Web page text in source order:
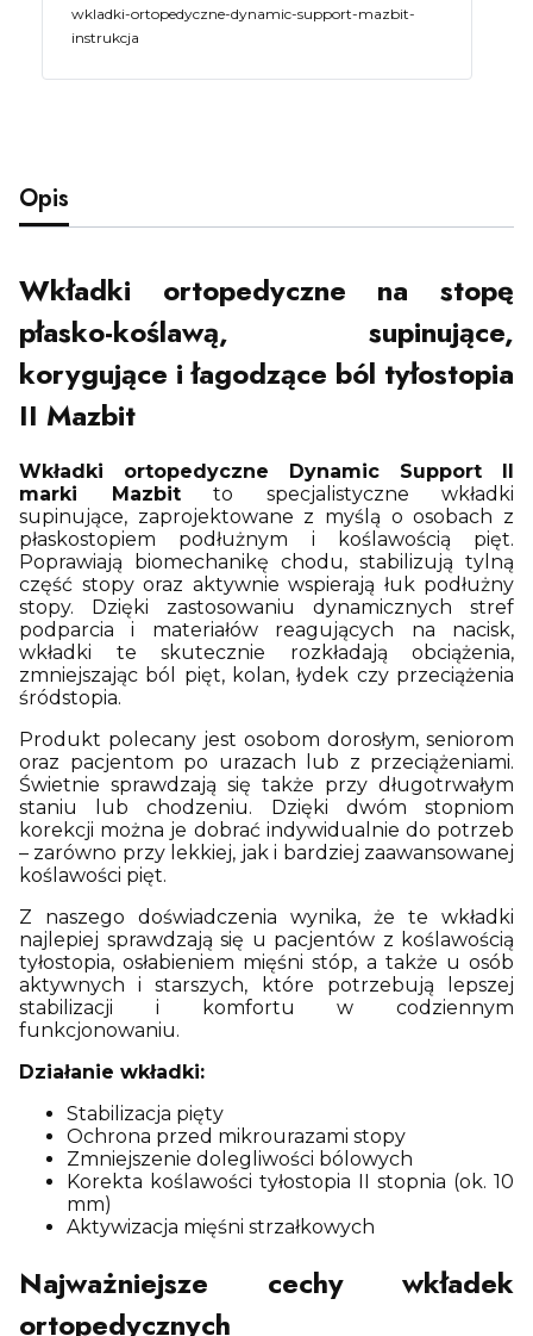
wkladki-ortopedyczne-dynamic-support-mazbit-
instrukcja
Opis
Wkładki ortopedyczne na stopę
płasko-koślawą, supinujące,
korygujące i łagodzące ból tyłostopia
II Mazbit
Wkładki ortopedyczne Dynamic Support II
marki Mazbitto specjalistyczne wkładki
supinujące, zaprojektowane z myślą o osobach z
płaskostopiem podłużnym i koślawością pięt.
Poprawiają biomechanikę chodu, stabilizują tylną
część stopy oraz aktywnie wspierają łuk podłużny
stopy. Dzięki zastosowaniu dynamicznych stref
podparcia i materiałów reagujących na nacisk,
wkładki te skutecznie rozkładają obciążenia,
zmniejszając ból pięt, kolan, łydek czy przeciążenia
śródstopia.
Produkt polecany jest osobom dorosłym, seniorom
oraz pacjentom po urazach lub z przeciążeniami.
Świetnie sprawdzają się także przy długotrwałym
staniu lub chodzeniu. Dzięki dwóm stopniom
korekcji można je dobrać indywidualnie do potrzeb
– zarówno przy lekkiej, jak i bardziej zaawansowanej
koślawości pięt.
Z naszego doświadczenia wynika, że te wkładki
najlepiej sprawdzają się u pacjentów z koślawością
tyłostopia, osłabieniem mięśni stóp, a także u osób
aktywnych i starszych, które potrzebują lepszej
stabilizacji i komfortu w codziennym
funkcjonowaniu.
Działanie wkładki:
Stabilizacja pięty
Ochrona przed mikrourazami stopy
Zmniejszenie dolegliwości bólowych
Korekta koślawości tyłostopia II stopnia (ok. 10
mm)
Aktywizacja mięśni strzałkowych
Najważniejsze cechy wkładek
ortopedycznych